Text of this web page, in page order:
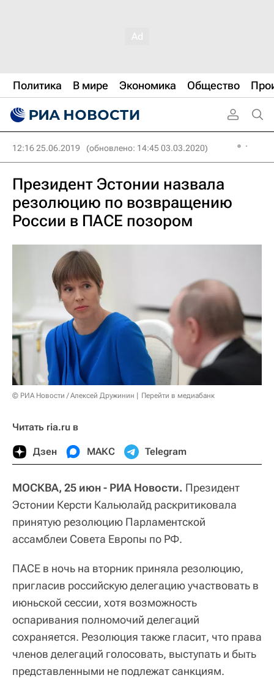
Политика В мире Экономика Общество
12:16 25.06.2019 (обновлено: 14:45 03.03.2020)
Президент Эстонии назвала
резолюцию по возвращению
России в ПАСЕ позором
© РИА Новости / Алексей Дружинин Перейти в медиабанк
Читать ria.ru в
Дзен МАКС Telegram
МОСКВА, 25 июн - РИА Новости. Президент
Эстонии Керсти Кальюлайд раскритиковала
принятую резолюцию Парламентской
ассамблеи Совета Европы по РФ.
ПАСЕ в ночь на вторник приняла резолюцию,
пригласив российскую делегацию участвовать в
июньской сессии, хотя возможность
оспаривания полномочий делегаций
сохраняется. Резолюция также гласит, что права
членов делегаций голосовать, выступать и быть
представленными не подлежат санкциям.